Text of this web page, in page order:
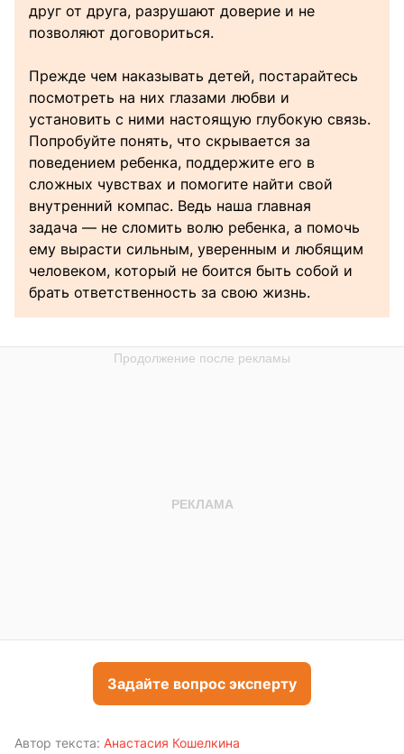
друг от друга, разрушают доверие и не
позволяют договориться.
Прежде чем наказывать детей, постарайтесь
посмотреть на них глазами любви и
установить с ними настоящую глубокую связь.
Попробуйте понять, что скрывается за
поведением ребенка, поддержите его в
сложных чувствах и помогите найти свой
внутренний компас. Ведь наша главная
задача — не сломить волю ребенка, а помочь
ему вырасти сильным, уверенным и любящим
человеком, который не боится быть собой и
брать ответственность за свою жизнь.
Задайте вопрос эксперту
Автор текста: Анастасия Кошелкина